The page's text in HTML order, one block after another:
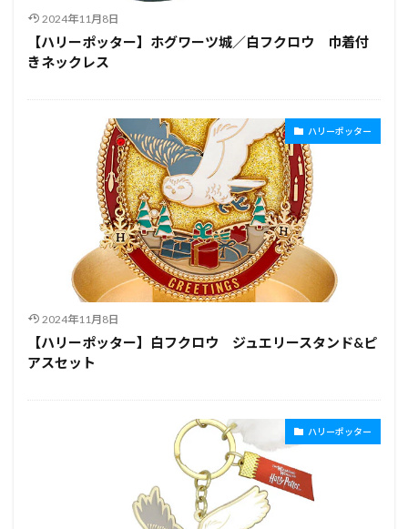
2024年11月8日
【ハリーポッター】ホグワーツ城／白フクロウ 巾着付
きネックレス
ハリーポッター
2024年11月8日
【ハリーポッター】白フクロウ ジュエリースタンド&ピ
アスセット
ハリーポッター